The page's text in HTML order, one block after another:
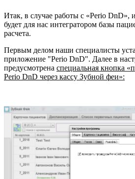
Итак, в случае работы с «Perio DnD»,
будет для нас интегратором базы
расчета.
Первым делом наши специалисты
приложение "Perio DnD". Далее в
предусмотрена специальная кнопка
Perio DnD через кассу Зубной феи»: